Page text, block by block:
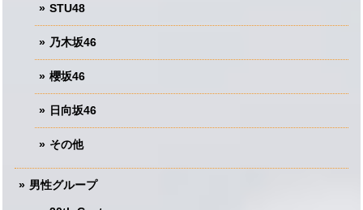
STU48
乃木坂46
櫻坂46
日向坂46
その他
男性グループ